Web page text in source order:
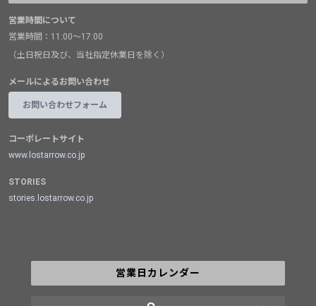
営業時間について
営業時間：11:00～17:00
（土日祝日及び、当社指定休業日を除く）
メールによるお問い合わせ
お問い合わせフォーム
コーポレートサイト
www.lostarrow.co.jp
STORIES
stories.lostarrow.co.jp
営業日カレンダー